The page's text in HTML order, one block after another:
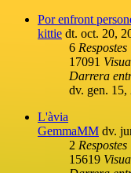
Por enfront
kittie dt. oct. 20,
6 Respostes
17091
Darrera
dv. gen. 15,
L'àvia
GemmaMM dv.
2 Respostes
15619